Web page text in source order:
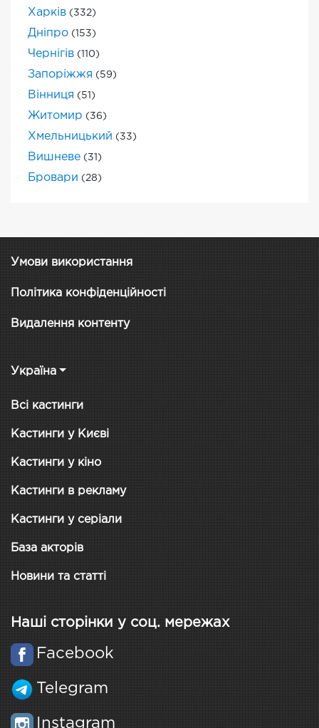
Харків (332)
Дніпро (153)
Чернігів (110)
Запоріжжя (59)
Вінниця (51)
Житомир (36)
Хмельницький (33)
Вишневе (31)
Бровари (28)
Умови використання
Політика конфіденційності
Видалення контенту
Україна
Всі кастинги
Кастинги у Києві
Кастинги у кіно
Кастинги в рекламу
Кастинги у серіали
База акторів
Новини та статті
Наші сторінки у соц. мережах
Facebook
Telegram
Instagram